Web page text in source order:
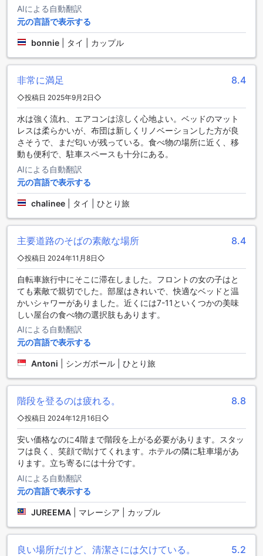
ブルー26の快適なダイニング体験
ブルー26では、快適な滞在をサポートするために、毎日のハ
室は、まるで自宅にいるかのようなくつろぎをもたらし、リ
ラックスした時間をお過ごしいただけます。スタッフは丁寧
にお部屋を整え、清潔な環境を保つことで、ゲストの皆様に
安心と快適さをお約束します。
また、ホテル内のダイニングエリアでは、清潔な空間でお食
事をお楽しみいただけます。毎日のハウスキーピングによ
り、常に清潔で快適な環境を維持し、ゲストの皆様に心地よ
いダイニング体験を提供しています。ブルー26は、居心地の
良い空間と高い衛生基準で、素敵な滞在をお約束します。
ブルー26の多彩な客室ラインナップで快適な滞在を
ブルー26では、さまざまなニーズに応える多彩な客室タイプ
をご用意しています。18平方メートルのダブルキングルーム
は、ゆったりとしたキングベッドで快適な睡眠をお約束しま
す。クイーンベッドを備えたダブルクイーンルームも同じく
18平方メートルの広さで、シンプルながら居心地の良い空間
を提供します。バルコニー付きのダブルクイーンルームは、
外の景色を楽しみながらリラックスできる特別な空間です
（ペット不可）。また、20平方メートルのトリプルルーム
は、シングルベッドまたはキングベッドを選べる多目的な部
屋となっています。さらに、18平方メートルのツインルーム
には2つのシングルベッドが備わり、友人や家族と一緒に滞在
するのに最適です。
ナコンパトムの魅力的なサンプランエリア
サンプランは、ナコンパトムの歴史と文化が息づく魅力的な
の地域には、歴史的な寺院や市場、地元の人々の暮らしが色
濃く残っています。特に、地元の市場では新鮮な食材や手作
りの工芸品が並び、訪れる人々にとってはまるでタイの生活
に触れることができる場所です。ゆったりとした時間が流れ
るこのエリアは、観光だけでなく、地元の文化や風習を深く
知る絶好のスポットです。
ナコンパトム空港からブルー26へのアクセスガイド
ナコンパトムにはスワンナプーム国際空港とドンムアン空港
26へは快適かつ便利にアクセスできます。スワンナプーム空
港からは、空港からタクシーやプライベートシャトルを利用
AIによる自動翻訳
元の言語で表示する
bonnie タイ | カップル
非常に満足 8.4
◇投稿日 2025年9月2日◇
水は強く流れ、エアコンは涼しく心地よい。ベッドのマット
レスは柔らかいが、布団は新しくリノベーションした方が良
さそうで、まだ匂いが残っている。食べ物の場所に近く、移
動も便利で、駐車スペースも十分にある。
AIによる自動翻訳
元の言語で表示する
chalinee タイ | ひとり旅
主要道路のそばの素敵な場所 8.4
◇投稿日 2024年11月8日◇
自転車旅行中にそこに滞在しました。フロントの女の子はと
ても素敵で親切でした。部屋はきれいで、快適なベッドと温
かいシャワーがありました。近くには7-11といくつかの美味
しい屋台の食べ物の選択肢もあります。
AIによる自動翻訳
元の言語で表示する
Antoni シンガポール | ひとり旅
階段を登るのは疲れる。 8.8
◇投稿日 2024年12月16日◇
安い価格なのに4階まで階段を上がる必要があります。スタッ
フは良く、笑顔で助けてくれます。ホテルの隣に駐車場があ
ります。立ち寄るには十分です。
AIによる自動翻訳
元の言語で表示する
JUREEMA マレーシア | カップル
良い場所だけど、清潔さには欠けている。 5.2